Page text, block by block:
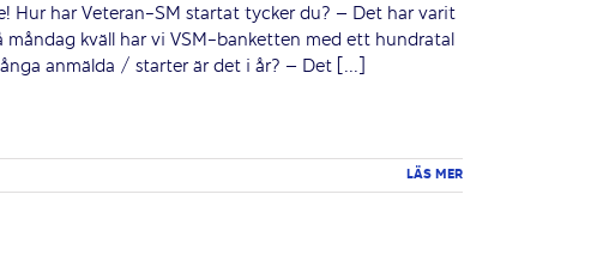
Hur har Veteran-SM startat tycker du? – Det har varit
kväll har vi VSM-banketten med ett hundratal
anmälda / starter är det i år? – Det [...]
LÄS MER